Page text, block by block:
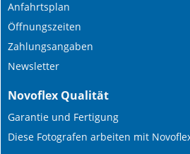
Anfahrtsplan
Öffnungszeiten
Zahlungsangaben
Newsletter
Novoflex Qualität
Garantie und Fertigung
Diese Fotografen arbeiten mit